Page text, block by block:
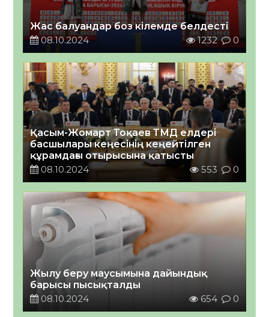
Жас балуандар боз кілемде белдесті
08.10.2024
1232 0
Қасым-Жомарт Тоқаев ТМД елдері
басшылары кеңесінің кеңейтілген
құрамдағы отырысына қатысты
08.10.2024
553 0
Жылу беру маусымына дайындық
барысы пысықталды
08.10.2024
654 0